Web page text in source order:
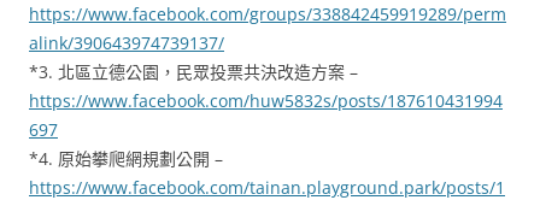
https://www.facebook.com/groups/338842459919289/perm
alink/390643974739137/
*3. 北區立德公園，民眾投票共決改造方案 –
https://www.facebook.com/huw5832s/posts/187610431994
697
*4. 原始攀爬網規劃公開 –
https://www.facebook.com/tainan.playground.park/posts/1